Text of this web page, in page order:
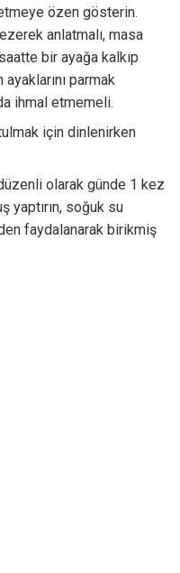
özen gösterin.
anlatmalı, masa
bir ayağa kalkıp
parmak
ihmal etmemeli.
için dinlenirken
olarak günde 1 kez
yaptırın, soğuk su
faydalanarak birikmiş